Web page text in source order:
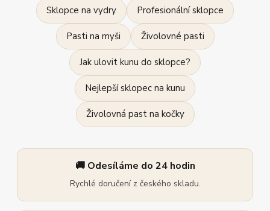
Sklopce na vydry Profesionální sklopce
Pasti na myši Živolovné pasti
Jak ulovit kunu do sklopce?
Nejlepší sklopec na kunu
Živolovná past na kočky
🚚 Odesíláme do 24 hodin
Rychlé doručení z českého skladu.